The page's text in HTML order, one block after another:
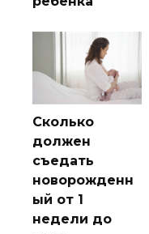
Сколько
должен
съедать
новорожденн
ый от 1
недели до